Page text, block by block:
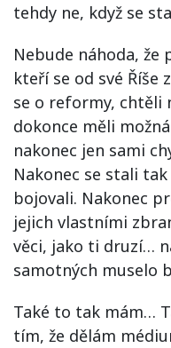
tehdy ne, když se
Nebude náhoda, že
kteří se od své Říše
se o reformy, chtěli
dokonce měli
nakonec jen sami
Nakonec se stali
bojovali. Nakonec
jejich vlastními
věci, jako ti druzí…
samotných muselo
Také to tak mám…
tím, že dělám